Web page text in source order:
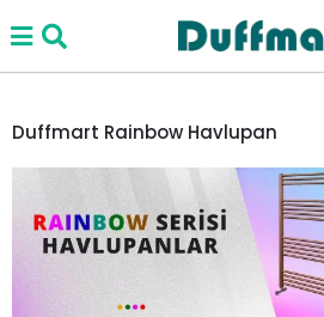
Duffmart Rainbow Havlupan